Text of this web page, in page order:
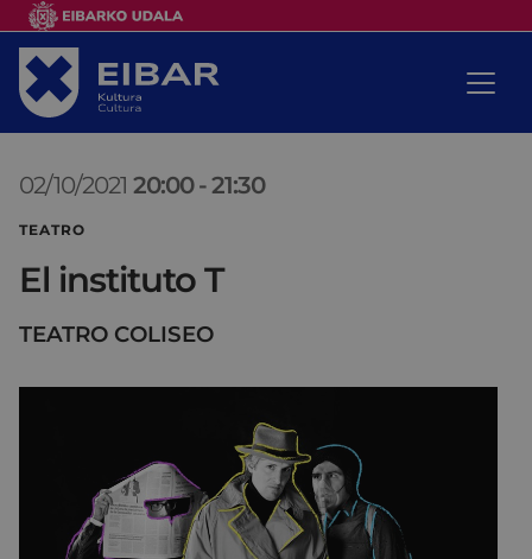
02/10/2021 20:00 -21:30
TEATRO
El instituto T
TEATRO COLISEO